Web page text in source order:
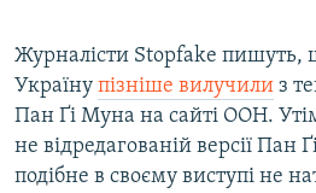
Журналісти Stopfake пишуть,
Україну пізніше вилучили з
Пан Ґі Муна на сайті ООН.
не відредагованій версії Пан
подібне в своєму виступі не